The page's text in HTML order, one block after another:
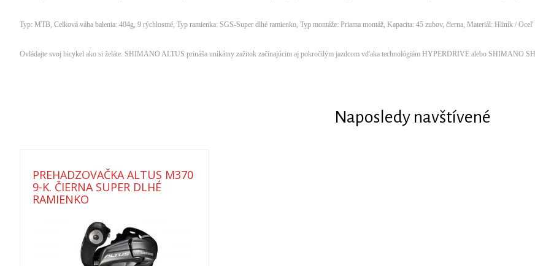
Typ: MTB, Celková váha balenia: 404g, 9 rýchlostné, Typ ramienka: SGS-Super dlhé ramienko, Typ montáže: Priama montáž, Kapacita: 45 zubov, čierna, Materiál: Hliník / Oceľ
Ovládajte svoj bicykel ako si želáte. SHIMANO ALTUS prináša unikátny zažitok začínajúcim aj pokročilým jazdcom vďaka technológiám HYPERDRIVE alebo SHIMANO
Naposledy navštívené
PREHADZOVAČKA ALTUS M370
9-K. ČIERNA SUPER DLHÉ
RAMIENKO